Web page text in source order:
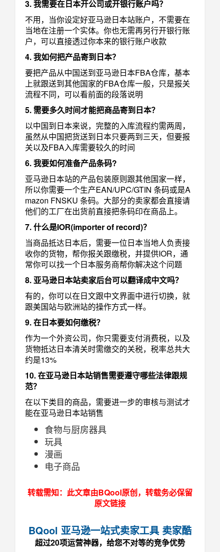
3. 我需要在日本开公司或开银行账户吗？
不用，当你设定好亚马逊日本站账户，不需要在
当地在注册一个实体。你也无需再另行开银行账
户，可以直接透过你本来的银行账户收款
4. 我如何把产品寄到日本？
要把产品从中国送到亚马逊日本FBA仓库，基本
上就跟送到其他国家的FBA仓库一般，只是报关
流程不同，可以看前面的段落说明
5. 需要多久时间才能把商品寄到日本？
以中国到日本来说，完整的入库流程约需两周，
虽然从中国把货送到日本只要两到三天，但要报
关以及FBA入库需要较久的时间
6. 我要如何准备产品条码?
亚马逊日本站的产品包装原则跟其他国家一样，
所以你需要一个生产EAN/UPC/GTIN 条码或是A
mazon FNSKU 条码。大部分的卖家都会直接请
他们的工厂在出货前直接把条码印在商品上。
7. 什么是IOR(importer of record)？
当商品抵达日本后，需要一位日本当地人负责接
收你的货物，帮你报关跟缴税，并提供IOR，通
常你可以找一个日本服务商帮你解决这个问题
8. 亚马逊日本站卖家后台可以翻译成中文吗？
有的，你可以在日文跟中文界面中进行切换，就
跟美国站与欧洲站的操作方式一样。
9. 在日本要如何缴税？
作为一个外资公司，你只需要支付消费税，以及
货物抵达日本清关时需缴交的关税，税率总共大
约是13%
10. 在亚马逊日本站销售需要遵守哪些法律跟规
范？
在以下类目的商品，需要进一步的审核与测试才
能在亚马逊日本站销售
食物与厨房器具
玩具
漫画
电子商品
转载需知：此文章由BQool原创，转载务必保留
原文链接
BQool 亚马逊一站式卖家工具 卖家酷
超过20项运营神器，给您不对等的竞争优势